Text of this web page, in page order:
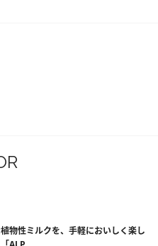
物性ミルクを、手軽においしく楽し